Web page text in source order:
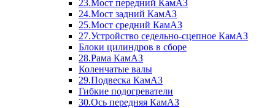
23.Мост передний КамАЗ
24.Мост задний КамАЗ
25.Мост средний КамАЗ
27.Устройство седельно-сцепное КамАЗ
Блоки цилиндров в сборе
28.Рама КамАЗ
Коленчатые валы
29.Подвеска КамАЗ
Гибкие подогреватели
30.Ось передняя КамАЗ